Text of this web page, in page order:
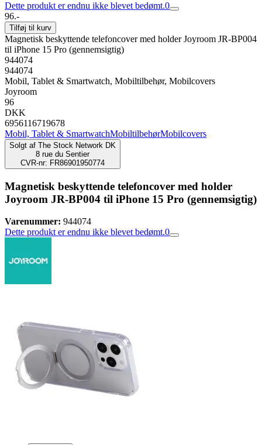
Dette produkt er endnu ikke blevet bedømt.0
96.-
Tilføj til kurv
Magnetisk beskyttende telefoncover med holder Joyroom JR-BP004
til iPhone 15 Pro (gennemsigtig)
944074
944074
Mobil, Tablet & Smartwatch, Mobiltilbehør, Mobilcovers
Joyroom
96
DKK
6956116719678
Mobil, Tablet & SmartwatchMobiltilbehørMobilcovers
Solgt af The Stock Network DK
8 rue du Sentier
CVR-nr: FR86901950774
Magnetisk beskyttende telefoncover med holder
Joyroom JR-BP004 til iPhone 15 Pro (gennemsigtig)
Varenummer: 944074
Dette produkt er endnu ikke blevet bedømt.0